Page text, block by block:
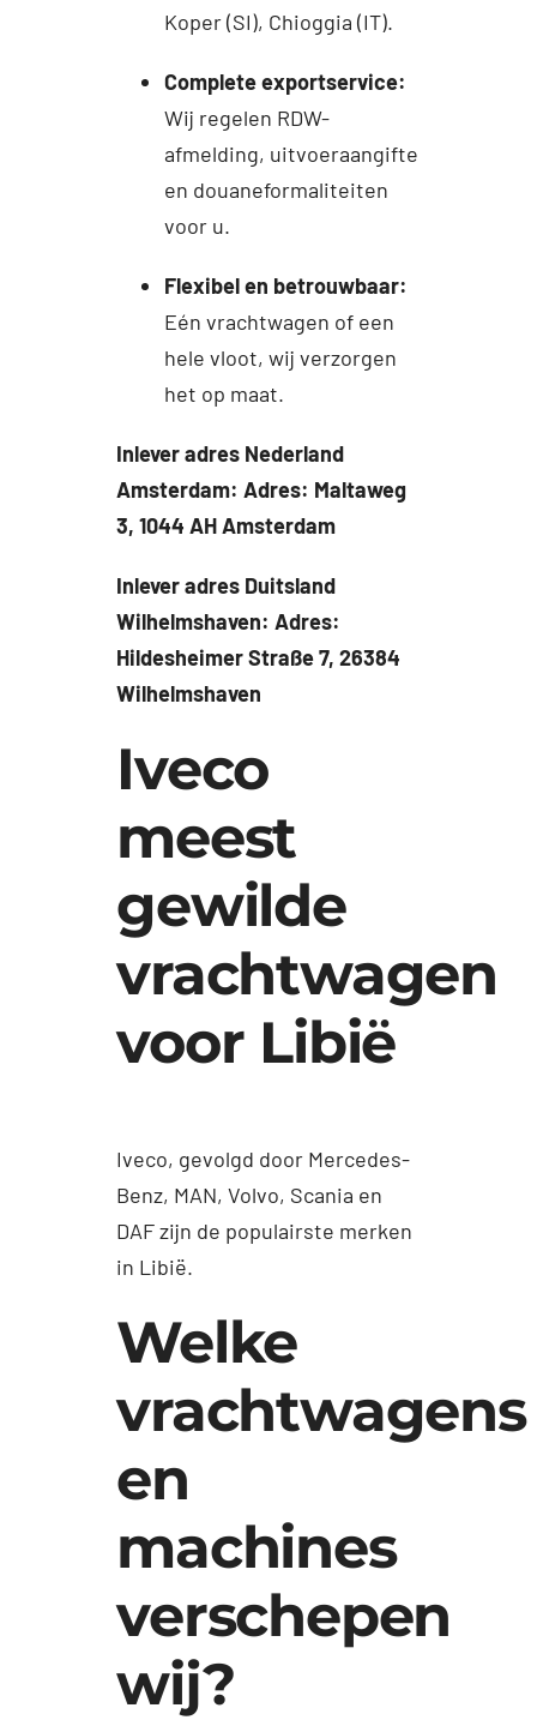
Koper (SI), Chioggia (IT).
Complete exportservice:
Wij regelen RDW-
afmelding, uitvoeraangifte
en douaneformaliteiten
voor u.
Flexibel en betrouwbaar:
Eén vrachtwagen of een
hele vloot, wij verzorgen
het op maat.
Inlever adres Nederland
Amsterdam: Adres: Maltaweg
3, 1044 AH Amsterdam
Inlever adres Duitsland
Wilhelmshaven: Adres:
Hildesheimer Straße 7, 26384
Wilhelmshaven
Iveco
meest
gewilde
vrachtwagen
voor Libië
Iveco, gevolgd door Mercedes-
Benz, MAN, Volvo, Scania en
DAF zijn de populairste merken
in Libië.
Welke
vrachtwagens
en
machines
verschepen
wij?